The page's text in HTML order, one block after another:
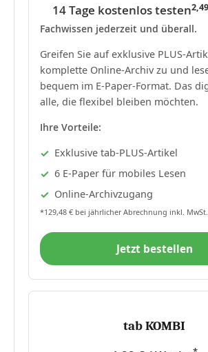
14 Tage kostenlos testen
Fachwissen jederzeit und überall.
Greifen Sie auf exklusive PLUS-
komplette Online-Archiv zu und
bequem im E-Paper-Format. Das
alle, die flexibel bleiben möchten.
Ihre Vorteile:
Exklusive tab-PLUS-Artikel
6 E-Paper für mobiles Lesen
Online-Archivzugang
*129,48 € bei jährlicher Abrechnung inkl. MwSt.
Jetzt bestellen
tab KOMBI